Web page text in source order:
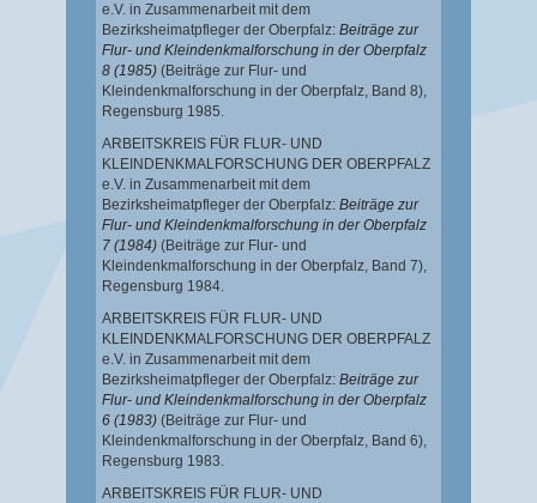
e.V. in Zusammenarbeit mit dem
Bezirksheimatpfleger der Oberpfalz: Beiträge zur
Flur- und Kleindenkmalforschung in der Oberpfalz
8 (1985) (Beiträge zur Flur- und
Kleindenkmalforschung in der Oberpfalz, Band 8),
Regensburg 1985.
ARBEITSKREIS FÜR FLUR- UND
KLEINDENKMALFORSCHUNG DER OBERPFALZ
e.V. in Zusammenarbeit mit dem
Bezirksheimatpfleger der Oberpfalz: Beiträge zur
Flur- und Kleindenkmalforschung in der Oberpfalz
7 (1984) (Beiträge zur Flur- und
Kleindenkmalforschung in der Oberpfalz, Band 7),
Regensburg 1984.
ARBEITSKREIS FÜR FLUR- UND
KLEINDENKMALFORSCHUNG DER OBERPFALZ
e.V. in Zusammenarbeit mit dem
Bezirksheimatpfleger der Oberpfalz: Beiträge zur
Flur- und Kleindenkmalforschung in der Oberpfalz
6 (1983) (Beiträge zur Flur- und
Kleindenkmalforschung in der Oberpfalz, Band 6),
Regensburg 1983.
ARBEITSKREIS FÜR FLUR- UND